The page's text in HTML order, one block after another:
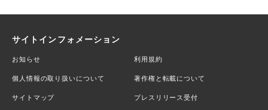
サイトインフォメーション
お知らせ 利用規約
個人情報の取り扱いについて 著作権と転載について
サイトマップ プレスリリース受付